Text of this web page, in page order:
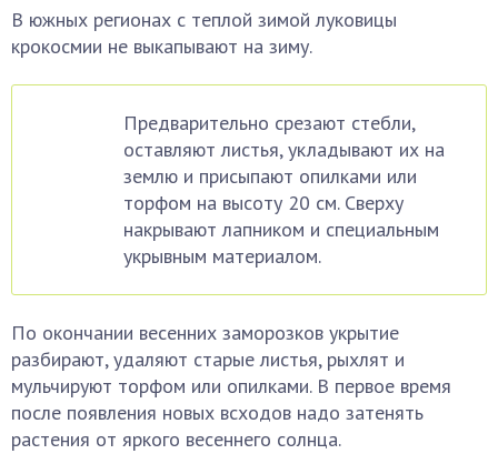
В южных регионах с теплой зимой луковицы
крокосмии не выкапывают на зиму.
Предварительно срезают стебли,
оставляют листья, укладывают их на
землю и присыпают опилками или
торфом на высоту 20 см. Сверху
накрывают лапником и специальным
укрывным материалом.
По окончании весенних заморозков укрытие
разбирают, удаляют старые листья, рыхлят и
мульчируют торфом или опилками. В первое время
после появления новых всходов надо затенять
растения от яркого весеннего солнца.